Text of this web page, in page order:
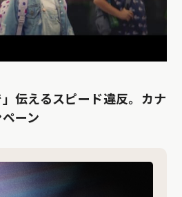
伝えるスピード違反。カナ
ーン